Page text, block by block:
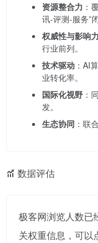
资源整合力 ：
讯-评测-服务”
权威性与影响力
行业前列。
技术驱动 ：AI
业转化率。
国际化视野 ：
发。
生态协同 ：联
数据评估
极客网浏览人数已
关权重信息，可以